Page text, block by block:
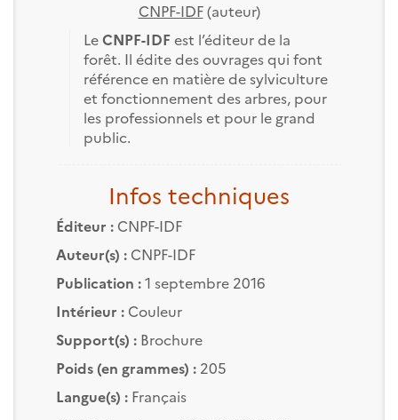
CNPF-IDF(auteur)
LeCNPF-IDFest l’éditeur de la
forêt. Il édite des ouvrages qui font
référence en matière de sylviculture
et fonctionnement des arbres, pour
les professionnels et pour le grand
public.
Infos techniques
Éditeur : CNPF-IDF
Auteur(s) : CNPF-IDF
Publication :1 septembre 2016
Intérieur :Couleur
Support(s) :Brochure
Poids (en grammes) :205
Langue(s) :Français